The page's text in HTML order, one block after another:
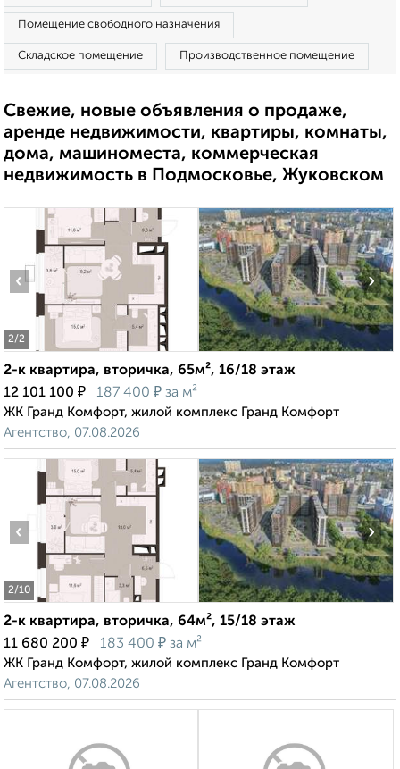
Помещение свободного назначения
Складское помещение Производственное помещение
Свежие, новые объявления о продаже,
аренде недвижимости, квартиры, комнаты,
дома, машиноместа, коммерческая
недвижимость в Подмосковье, Жуковском
2/2
‹ ›
2-к квартира, вторичка, 65м², 16/18 этаж
12 101 100 ₽ 187 400 ₽ за м²
ЖК Гранд Комфорт, жилой комплекс Гранд Комфорт
Агентство, 07.08.2026
2/10
‹ ›
2-к квартира, вторичка, 64м², 15/18 этаж
11 680 200 ₽ 183 400 ₽ за м²
ЖК Гранд Комфорт, жилой комплекс Гранд Комфорт
Агентство, 07.08.2026